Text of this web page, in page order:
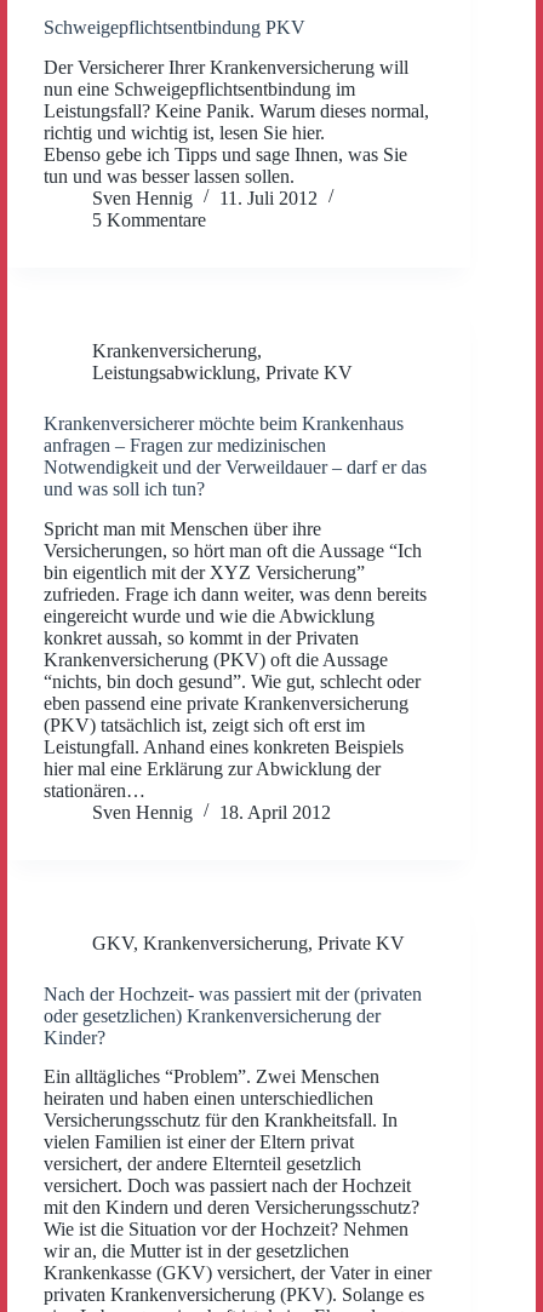
Schweigepflichtsentbindung PKV
Der Versicherer Ihrer Krankenversicherung will
nun eine Schweigepflichtsentbindung im
Leistungsfall? Keine Panik. Warum dieses normal,
richtig und wichtig ist, lesen Sie hier.
Ebenso gebe ich Tipps und sage Ihnen, was Sie
tun und was besser lassen sollen.
Sven Hennig
11. Juli 2012
5 Kommentare
Krankenversicherung,
Leistungsabwicklung, Private KV
Krankenversicherer möchte beim Krankenhaus
anfragen – Fragen zur medizinischen
Notwendigkeit und der Verweildauer – darf er das
und was soll ich tun?
Spricht man mit Menschen über ihre
Versicherungen, so hört man oft die Aussage “Ich
bin eigentlich mit der XYZ Versicherung”
zufrieden. Frage ich dann weiter, was denn bereits
eingereicht wurde und wie die Abwicklung
konkret aussah, so kommt in der Privaten
Krankenversicherung (PKV) oft die Aussage
“nichts, bin doch gesund”. Wie gut, schlecht oder
eben passend eine private Krankenversicherung
(PKV) tatsächlich ist, zeigt sich oft erst im
Leistungfall. Anhand eines konkreten Beispiels
hier mal eine Erklärung zur Abwicklung der
stationären…
Sven Hennig
18. April 2012
GKV, Krankenversicherung, Private KV
Nach der Hochzeit- was passiert mit der (privaten
oder gesetzlichen) Krankenversicherung der
Kinder?
Ein alltägliches “Problem”. Zwei Menschen
heiraten und haben einen unterschiedlichen
Versicherungsschutz für den Krankheitsfall. In
vielen Familien ist einer der Eltern privat
versichert, der andere Elternteil gesetzlich
versichert. Doch was passiert nach der Hochzeit
mit den Kindern und deren Versicherungsschutz?
Wie ist die Situation vor der Hochzeit? Nehmen
wir an, die Mutter ist in der gesetzlichen
Krankenkasse (GKV) versichert, der Vater in einer
privaten Krankenversicherung (PKV). Solange es